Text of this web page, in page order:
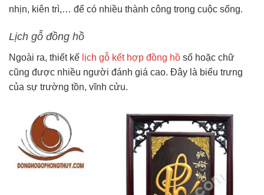
nhịn, kiên trì,… để có nhiều thành công trong cuộc sống.
Lịch gỗ đồng hồ
Ngoài ra, thiết kế lịch gỗ kết hợp đồng hồ số hoặc chữ
cũng được nhiều người đánh giá cao. Đây là biểu trưng
của sự trường tồn, vĩnh cửu.